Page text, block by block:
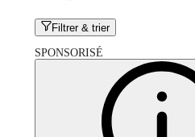
Filtrer & trier
SPONSORISÉ